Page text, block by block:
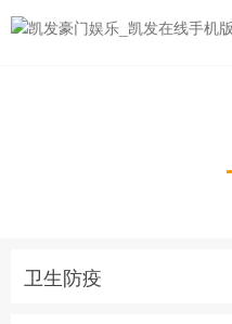
卫生防疫